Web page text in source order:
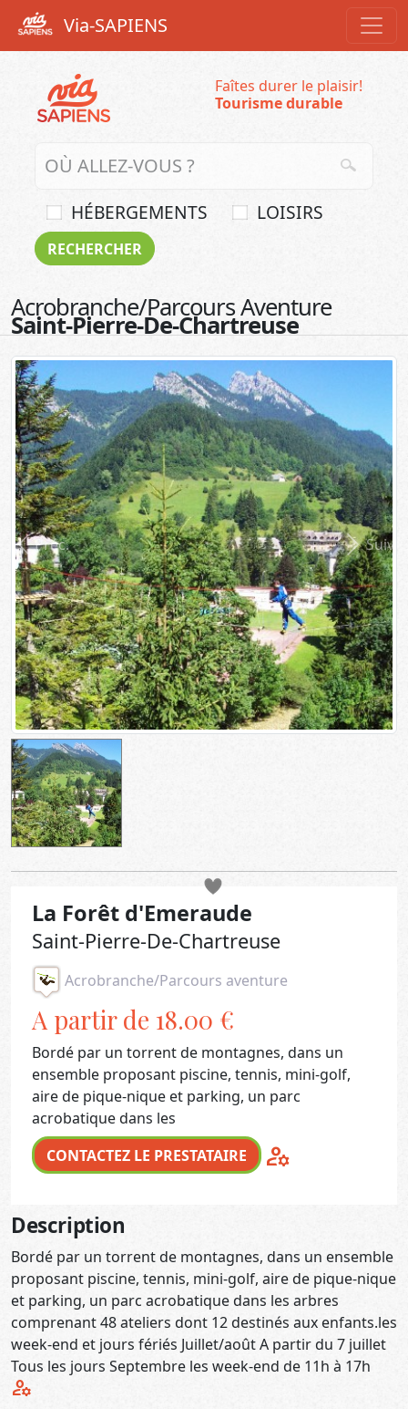
Via-SAPIENS
Faîtes durer le plaisir!
Tourisme durable
HÉBERGEMENTS LOISIRS
Acrobranche/Parcours Aventure
Saint-Pierre-De-Chartreuse
Préc. Suiv.
La Forêt d'Emeraude
Saint-Pierre-De-Chartreuse
Acrobranche/Parcours aventure
A partir de 18.00 €
Bordé par un torrent de montagnes, dans un
ensemble proposant piscine, tennis, mini-golf,
aire de pique-nique et parking, un parc
acrobatique dans les
CONTACTEZ LE PRESTATAIRE
manage_accounts
Description
Bordé par un torrent de montagnes, dans un ensemble
proposant piscine, tennis, mini-golf, aire de pique-nique
et parking, un parc acrobatique dans les arbres
comprenant 48 ateliers dont 12 destinés aux enfants.les
week-end et jours fériés Juillet/août A partir du 7 juillet
Tous les jours Septembre les week-end de 11h à 17h
manage_accounts